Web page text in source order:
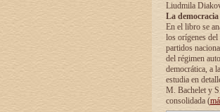
Liudmila
La
En el libro se
los orígenes
partidos
del régimen
democrática, а
estudia en
М. Bachelet у
consolidada (